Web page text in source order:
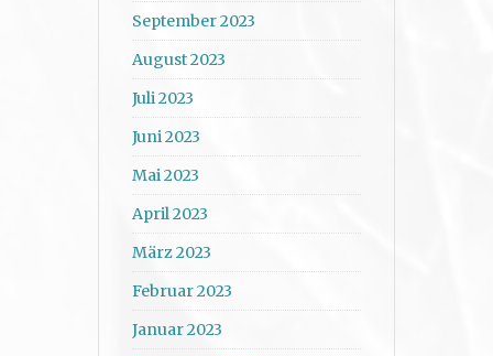
September 2023
August 2023
Juli 2023
Juni 2023
Mai 2023
April 2023
März 2023
Februar 2023
Januar 2023